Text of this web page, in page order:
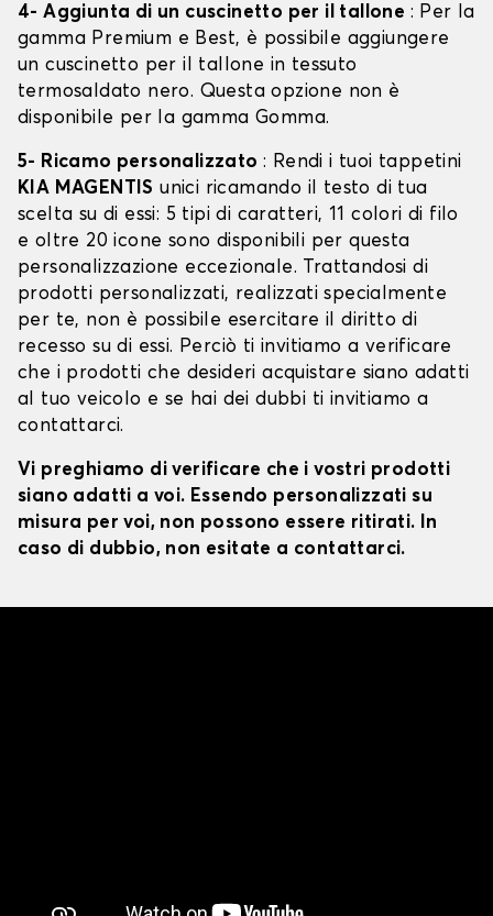
4- Aggiunta di un cuscinetto per il tallone : Per la
gamma Premium e Best, è possibile aggiungere
un cuscinetto per il tallone in tessuto
termosaldato nero. Questa opzione non è
disponibile per la gamma Gomma.
5- Ricamo personalizzato : Rendi i tuoi tappetini
KIA MAGENTIS unici ricamando il testo di tua
scelta su di essi: 5 tipi di caratteri, 11 colori di filo
e oltre 20 icone sono disponibili per questa
personalizzazione eccezionale. Trattandosi di
prodotti personalizzati, realizzati specialmente
per te, non è possibile esercitare il diritto di
recesso su di essi. Perciò ti invitiamo a verificare
che i prodotti che desideri acquistare siano adatti
al tuo veicolo e se hai dei dubbi ti invitiamo a
contattarci.
Vi preghiamo di verificare che i vostri prodotti
siano adatti a voi. Essendo personalizzati su
misura per voi, non possono essere ritirati. In
caso di dubbio, non esitate a contattarci.